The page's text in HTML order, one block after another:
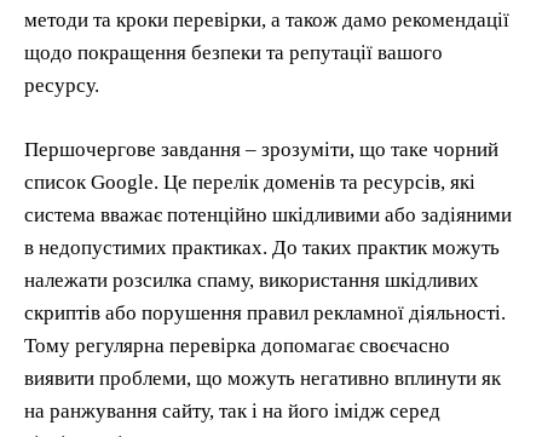
методи та кроки перевірки, а також дамо рекомендації
щодо покращення безпеки та репутації вашого
ресурсу.
Першочергове завдання – зрозуміти, що таке чорний
список Google. Це перелік доменів та ресурсів, які
система вважає потенційно шкідливими або задіяними
в недопустимих практиках. До таких практик можуть
належати розсилка спаму, використання шкідливих
скриптів або порушення правил рекламної діяльності.
Тому регулярна перевірка допомагає своєчасно
виявити проблеми, що можуть негативно вплинути як
на ранжування сайту, так і на його імідж серед